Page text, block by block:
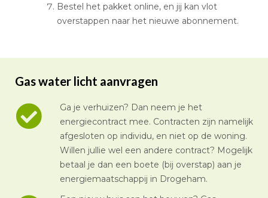
Bestel het pakket online, en jij kan vlot
overstappen naar het nieuwe abonnement.
Gas water licht aanvragen
Ga je verhuizen? Dan neem je het
energiecontract mee. Contracten zijn namelijk
afgesloten op individu, en niet op de woning.
Willen jullie wel een andere contract? Mogelijk
betaal je dan een boete (bij overstap) aan je
energiemaatschappij in Drogeham.